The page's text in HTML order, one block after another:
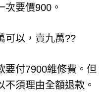
次要價900。
可以，賣九萬??
要付7900維修費。但
須理由全額退款。